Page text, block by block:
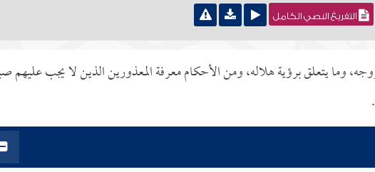
التفريغ النصي الكامل
وما يتعلق برؤية هلاله، ومن الأحكام معرفة المعذورين الذين لا يجب عليهم